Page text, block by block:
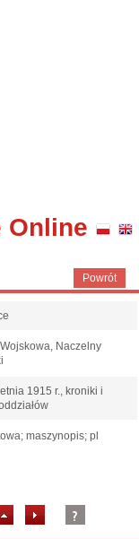
Online
Powrót
Naczelny
1915 r., kroniki i
maszynopis; pl